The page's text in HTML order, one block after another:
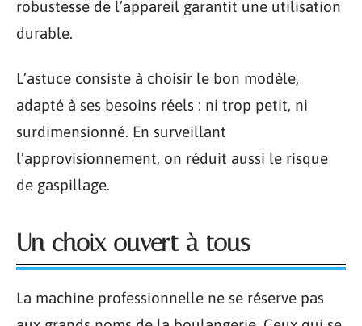
robustesse de l’appareil garantit une utilisation
durable.
L’astuce consiste à choisir le bon modèle,
adapté à ses besoins réels : ni trop petit, ni
surdimensionné. En surveillant
l’approvisionnement, on réduit aussi le risque
de gaspillage.
Un choix ouvert à tous
La machine professionnelle ne se réserve pas